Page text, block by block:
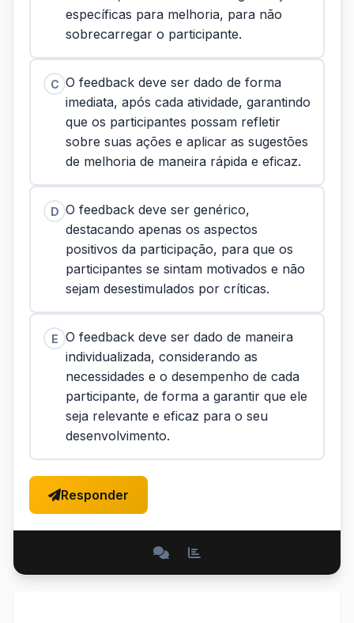
específicas para melhoria, para não
sobrecarregar o participante.
C O feedback deve ser dado de forma
imediata, após cada atividade, garantindo
que os participantes possam refletir
sobre suas ações e aplicar as sugestões
de melhoria de maneira rápida e eficaz.
D O feedback deve ser genérico,
destacando apenas os aspectos
positivos da participação, para que os
participantes se sintam motivados e não
sejam desestimulados por críticas.
E O feedback deve ser dado de maneira
individualizada, considerando as
necessidades e o desempenho de cada
participante, de forma a garantir que ele
seja relevante e eficaz para o seu
desenvolvimento.
Responder